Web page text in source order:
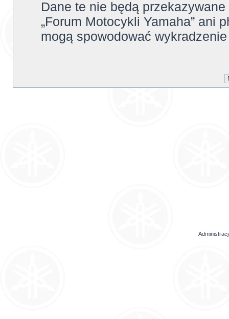
Dane te nie będą
„Forum Motocykli Yamaha” ani
mogą spowodować